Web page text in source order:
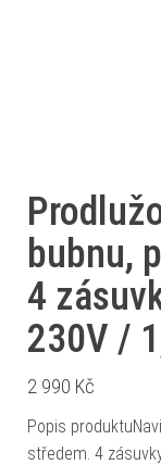
bubnu,
4
230V /
2 990 Kč
Popis
středem. 4